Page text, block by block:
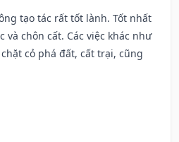
tạo tác rất tốt lành. Tốt nhất
và chôn cất. Các việc khác như
cỏ phá đất, cất trại, cũng